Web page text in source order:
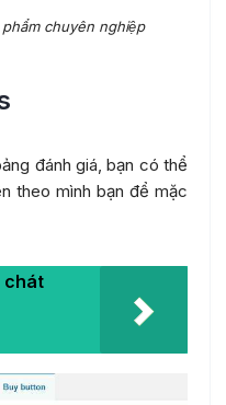
chuyên nghiệp
đánh giá, bạn có thể
theo mình bạn để mặc
chát